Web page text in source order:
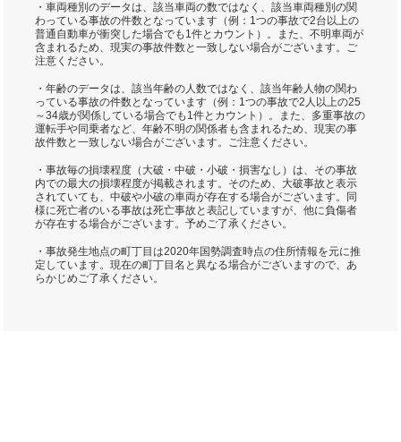
・車両種別のデータは、該当車両の数ではなく、該当車両種別の関
わっている事故の件数となっています（例：1つの事故で2台以上の
普通自動車が衝突した場合でも1件とカウント）。また、不明車両が
含まれるため、現実の事故件数と一致しない場合がございます。ご
注意ください。
・年齢のデータは、該当年齢の人数ではなく、該当年齢人物の関わ
っている事故の件数となっています（例：1つの事故で2人以上の25
～34歳が関係している場合でも1件とカウント）。また、多重事故の
運転手や同乗者など、年齢不明の関係者も含まれるため、現実の事
故件数と一致しない場合がございます。ご注意ください。
・事故毎の損壊程度（大破・中破・小破・損害なし）は、その事故
内での最大の損壊程度が掲載されます。そのため、大破事故と表示
されていても、中破や小破の車両が存在する場合がございます。同
様に死亡者のいる事故は死亡事故と表記していますが、他に負傷者
が存在する場合がございます。予めご了承ください。
・事故発生地点の町丁目は2020年国勢調査時点の住所情報を元に推
定しています。現在の町丁目名と異なる場合がございますので、あ
らかじめご了承ください。